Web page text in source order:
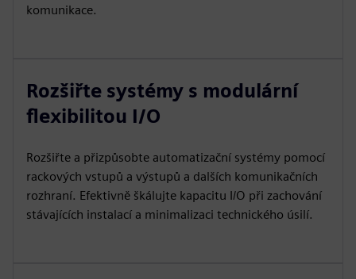
komunikace.
Rozšiřte systémy s modulární
flexibilitou I/O
Rozšiřte a přizpůsobte automatizační systémy pomocí
rackových vstupů a výstupů a dalších komunikačních
rozhraní. Efektivně škálujte kapacitu I/O při zachování
stávajících instalací a minimalizaci technického úsilí.